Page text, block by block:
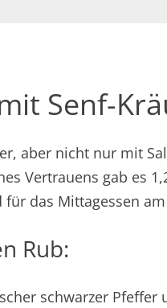
Senf-
aber nicht nur mit
Vertrauens gab es
das Mittagessen
Rub:
schwarzer